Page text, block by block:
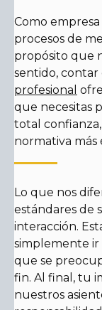
Como
procesos de
propósito que
sentido, contar
profesional
que necesitas
total
normativa más
Lo que nos
estándares de
interacción.
simplemente ir
que se
fin. Al final, tu
nuestros